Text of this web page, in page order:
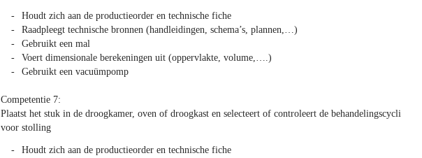
Houdt zich aan de productieorder en technische fiche
Raadpleegt technische bronnen (handleidingen, schema’s, plannen,…)
Gebruikt een mal
Voert dimensionale berekeningen uit (oppervlakte, volume,….)
Gebruikt een vacuümpomp
Competentie 7:
Plaatst het stuk in de droogkamer, oven of droogkast en selecteert of controleert de behandelingscycli
voor stolling
Houdt zich aan de productieorder en technische fiche